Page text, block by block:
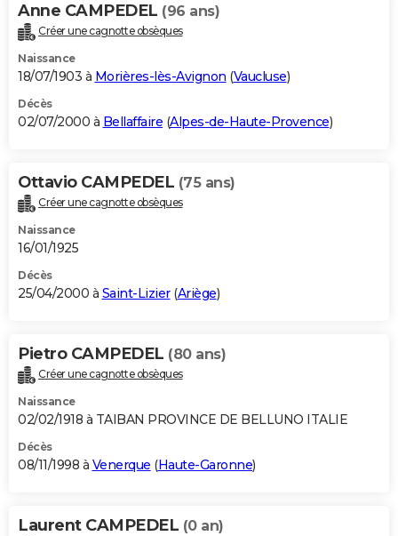
Anne CAMPEDEL (96 ans)
Créer une cagnotte obsèques
Naissance
18/07/1903 à Morières-lès-Avignon (Vaucluse)
Décès
02/07/2000 à Bellaffaire (Alpes-de-Haute-Provence)
Ottavio CAMPEDEL (75 ans)
Créer une cagnotte obsèques
Naissance
16/01/1925
Décès
25/04/2000 à Saint-Lizier(Ariège)
Pietro CAMPEDEL (80 ans)
Créer une cagnotte obsèques
Naissance
02/02/1918 à TAIBAN PROVINCE DE BELLUNO ITALIE
Décès
08/11/1998 à Venerque (Haute-Garonne)
Laurent CAMPEDEL (0 an)